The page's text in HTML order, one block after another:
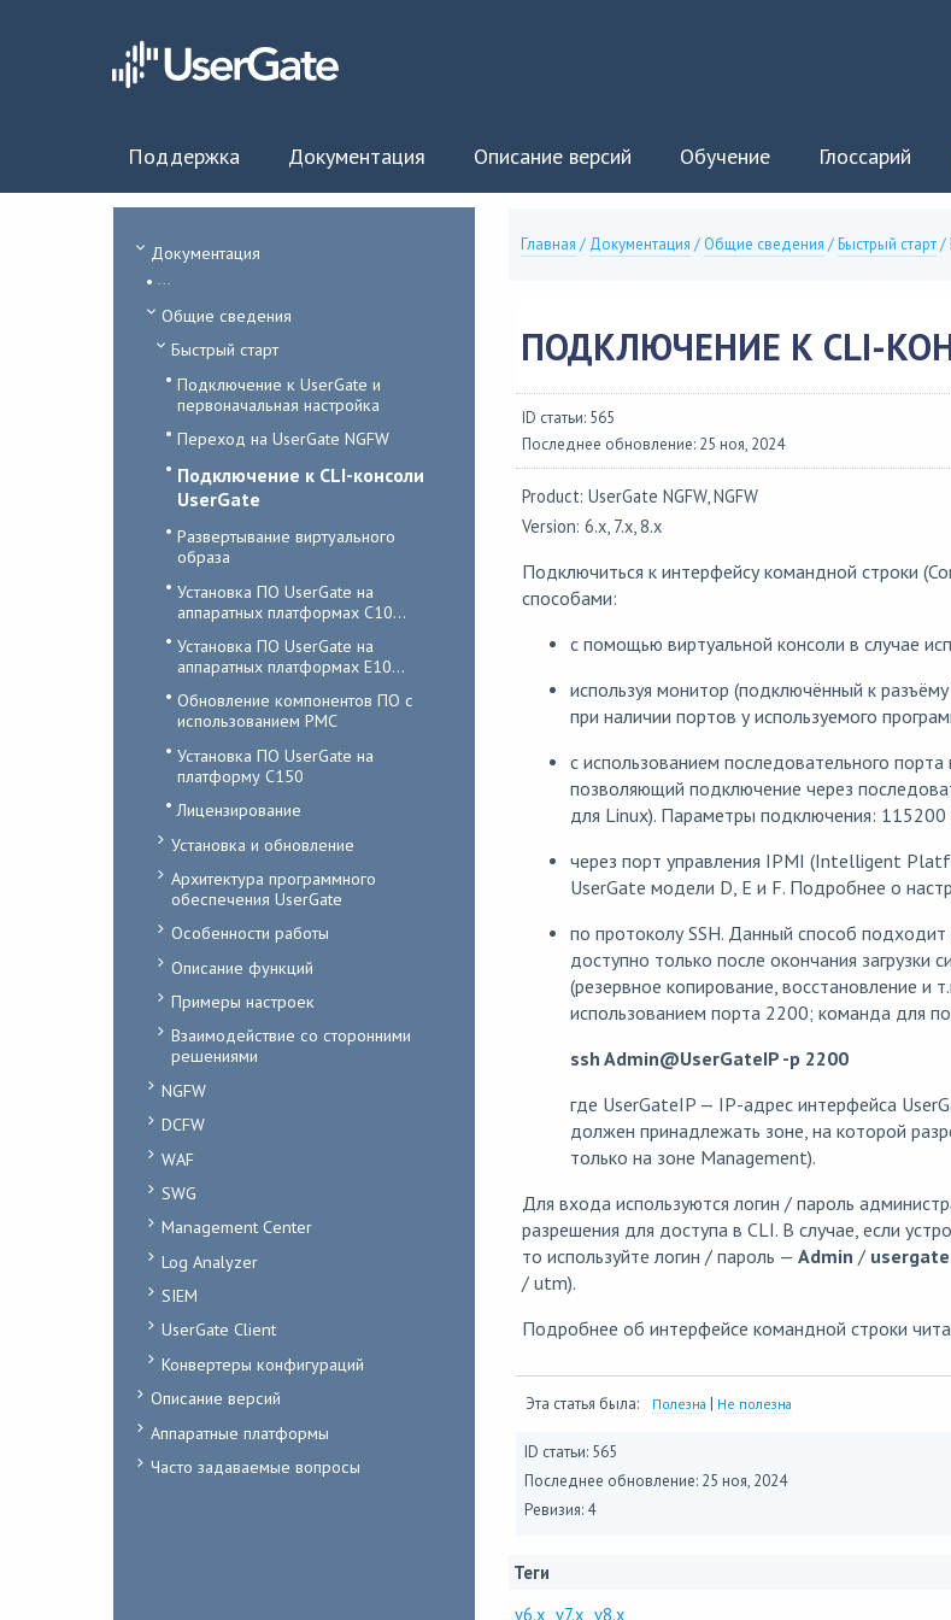
Поддержка Документация Описание версий Обучение Глоссарий
Документация
...
Общие сведения
Быстрый старт
Подключение к UserGate и
первоначальная настройка
Переход на UserGate NGFW
Подключение к CLI-консоли
UserGate
Развертывание виртуального
образа
Установка ПО UserGate на
аппаратных платформах C10...
Установка ПО UserGate на
аппаратных платформах E10...
Обновление компонентов ПО с
использованием PMC
Установка ПО UserGate на
платформу С150
Лицензирование
Установка и обновление
Архитектура программного
обеспечения UserGate
Особенности работы
Описание функций
Примеры настроек
Взаимодействие со сторонними
решениями
NGFW
DCFW
WAF
SWG
Management Center
Log Analyzer
SIEM
UserGate Client
Конвертеры конфигураций
Описание версий
Аппаратные платформы
Часто задаваемые вопросы
Главная / Документация / Общие сведения /Быстрый старт/
ПОДКЛЮЧЕНИЕ К CLI-
ID статьи: 565
Последнее обновление: 25 ноя, 2024
Product: UserGate NGFW, NGFW
Version: 6.x, 7.x, 8.x
Подключиться к интерфейсу командной строки
способами:
с помощью виртуальной консоли в случае
используя монитор (подключённый к
при наличии портов у используемого
с использованием последовательного
позволяющий подключение через
для Linux). Параметры подключения: 115200
через порт управления IPMI (Intelligent
UserGate модели D, E и F. Подробнее о
по протоколу SSH. Данный способ
доступно только после окончания загрузки
(резервное копирование, восстановление и
использованием порта 2200; команда для
ssh Admin@UserGateIP -p 2200
где UserGateIP — IP-адрес интерфейса
должен принадлежать зоне, на которой
только на зоне Management).
Для входа используются логин / пароль
разрешения для доступа в CLI. В случае, если
то используйте логин / пароль — Admin / usergate
/ utm).
Подробнее об интерфейсе командной строки
Эта статья была: Полезна | Не полезна
ID статьи: 565
Последнее обновление: 25 ноя, 2024
Ревизия: 4
Теги
v6.x v7.x v8.x